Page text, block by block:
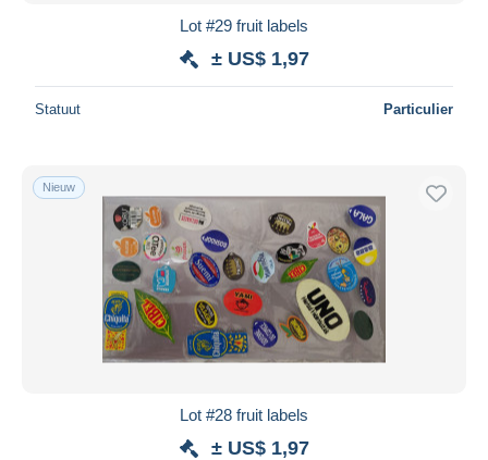
Lot #29 fruit labels
± US$ 1,97
Statuut Particulier
Nieuw
Lot #28 fruit labels
± US$ 1,97